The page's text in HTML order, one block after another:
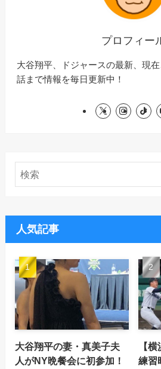
プロフィー
大谷翔平、ドジャースの最新、現
話まで情報を毎日更新中！
人気記事
大谷翔平の妻・真美子夫
人がNY晩餐会に初参加！
【
練習